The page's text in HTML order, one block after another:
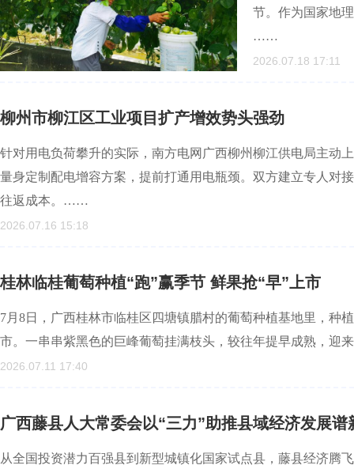
节。作为国家地
……
2026.07.18 17:11
柳州市柳江区工业项目扩产增效势头强劲
针对用电负荷攀升的实际，南方电网广西柳州柳江供电局主动
量身定制配电增容方案，提前打通用电瓶颈。双方建立专人对
往返成本。……
2026.07.16 15:18
桂林临桂葡萄种植“跑”赢季节 鲜果抢“早”上市
7月8日，广西桂林市临桂区四塘镇腊村的葡萄种植基地里，种
市。一串串紫黑色的巨峰葡萄挂满枝头，较往年提早成熟，
2026.07.11 17:40
广西藤县人大常委会以“三力”助推县域经济发展谱
从全国投资潜力百强县到新型城镇化国家试点县，藤县经济腾